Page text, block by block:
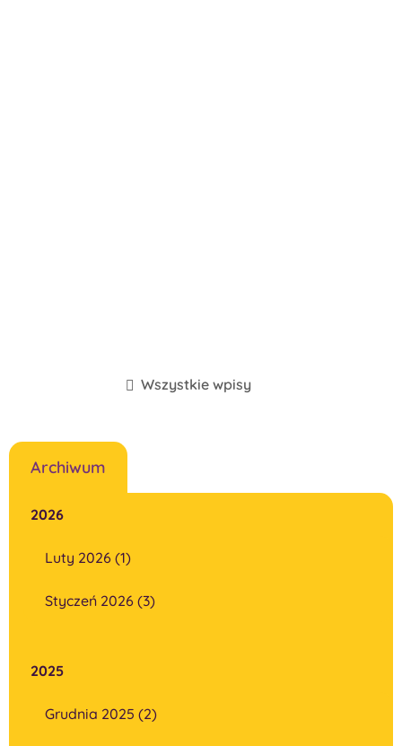
Wszystkie wpisy
Archiwum
2026
Luty 2026 (1)
Styczeń 2026 (3)
2025
Grudnia 2025 (2)